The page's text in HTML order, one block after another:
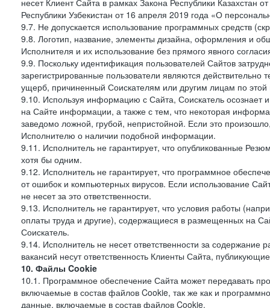
несет Клиент Сайта в рамках Закона Республики
Республики Узбекистан от 16 апреля 2019 года «О
9.7. Не допускается использование программных средств
9.8. Логотип, название, элементы дизайна, оформления и
Исполнителя и их использование без прямого явного
9.9. Поскольку идентификация пользователей Сайтов
зарегистрированные пользователи являются
ущерб, причиненный Соискателям или другим лицам по этой
9.10. Используя информацию с Сайта, Соискатель осознает
на Сайте информации, а также с тем, что некоторая
заведомо ложной, грубой, непристойной. Если это
Исполнителю о наличии подобной информации.
9.11. Исполнитель не гарантирует, что опубликованные
хотя бы одним.
9.12. Исполнитель не гарантирует, что программное
от ошибок и компьютерных вирусов. Если использование
не несет за это ответственности.
9.13. Исполнитель не гарантирует, что условия работы
оплаты труда и другие), содержащиеся в размещенных на
Соискатель.
9.14. Исполнитель не несет ответственности за
вакансий несут ответственность Клиенты Сайта,
10. Файлы Cookie
10.1. Программное обеспечение Сайта может передавать
включаемые в состав файлов Cookie, так же как и
данные, включаемые в состав файлов Cookie.